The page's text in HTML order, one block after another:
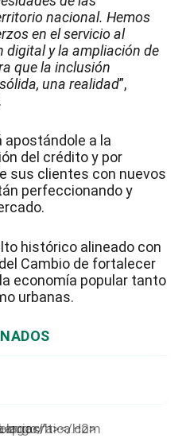
nacional. Hemos
en el servicio al
digital y la ampliación de
que la inclusión
una realidad”,
apostándole a la
del crédito y por
sus clientes con nuevos
perfeccionando y
histórico alineado con
Cambio de fortalecer
economía popular tanto
urbanas.